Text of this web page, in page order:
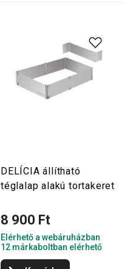
DELÍCIA állítható
téglalap alakú tortakeret
8 900 Ft
Elérhető a webáruházban
12 márkaboltban elérhető